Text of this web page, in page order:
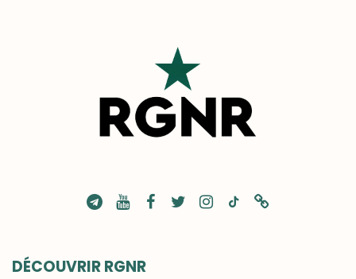
DÉCOUVRIR RGNR